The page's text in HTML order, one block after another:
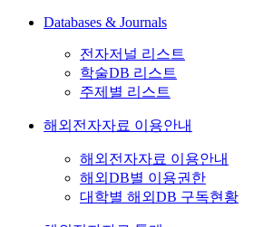
Databases & Journals
전자저널 리스트
학술DB 리스트
주제별 리스트
해외전자자료 이용안내
해외전자자료 이용안내
해외DB별 이용권한
대학별 해외DB 구독현황